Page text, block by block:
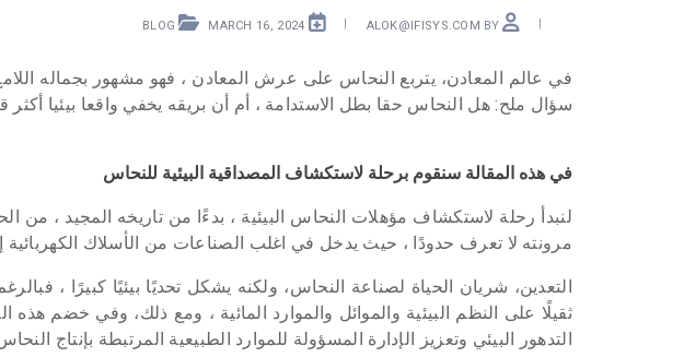
ALOK@IFISYS.COM
MARCH 16, 2024
BLOG
في عالم المعادن، يتربع النحاس على عرش المعادن ، فهو مشهور بجماله
سؤال ملح: هل النحاس حقا بطل الاستدامة ، أم أن بريقه يخفي واقعا بيئيا أكثر
في هذه المقالة سنقوم برحلة لاستكشاف المصداقية البيئية للنحاس
لنبدأ رحلة لاستكشاف مؤهلات النحاس البيئية ، بدءًا من تاريخه المجيد ،
مرونته لا تعرف حدودًا ، حيث يدخل في اغلب الصناعات من الأسلاك الكهربائية
التعدين، شريان الحياة لصناعة النحاس، ولكنه يشكل تحديًا بيئيًا كبيرًا ،
ثقيلًا على النظم البيئية والموائل والموارد المائية ، ومع ذلك، وفي خضم
التدهور البيئي وتعزيز الإدارة المسؤولة للموارد الطبيعية المرتبطة بإنتاج